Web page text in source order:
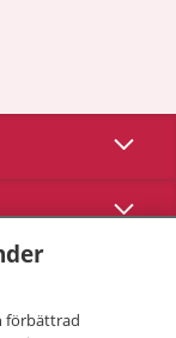
Visa
Visa
förbättrad